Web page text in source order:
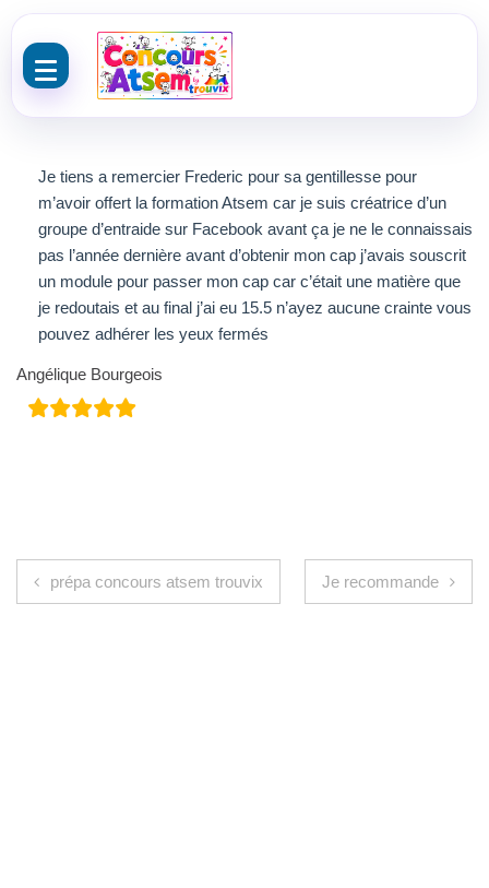
Je tiens a remercier Frederic pour sa gentillesse pour
m’avoir offert la formation Atsem car je suis créatrice d’un
groupe d’entraide sur Facebook avant ça je ne le connaissais
pas l’année dernière avant d’obtenir mon cap j’avais souscrit
un module pour passer mon cap car c’était une matière que
je redoutais et au final j’ai eu 15.5 n’ayez aucune crainte vous
pouvez adhérer les yeux fermés
Angélique Bourgeois
Navigation de l’article
prépa concours atsem trouvix Je recommande